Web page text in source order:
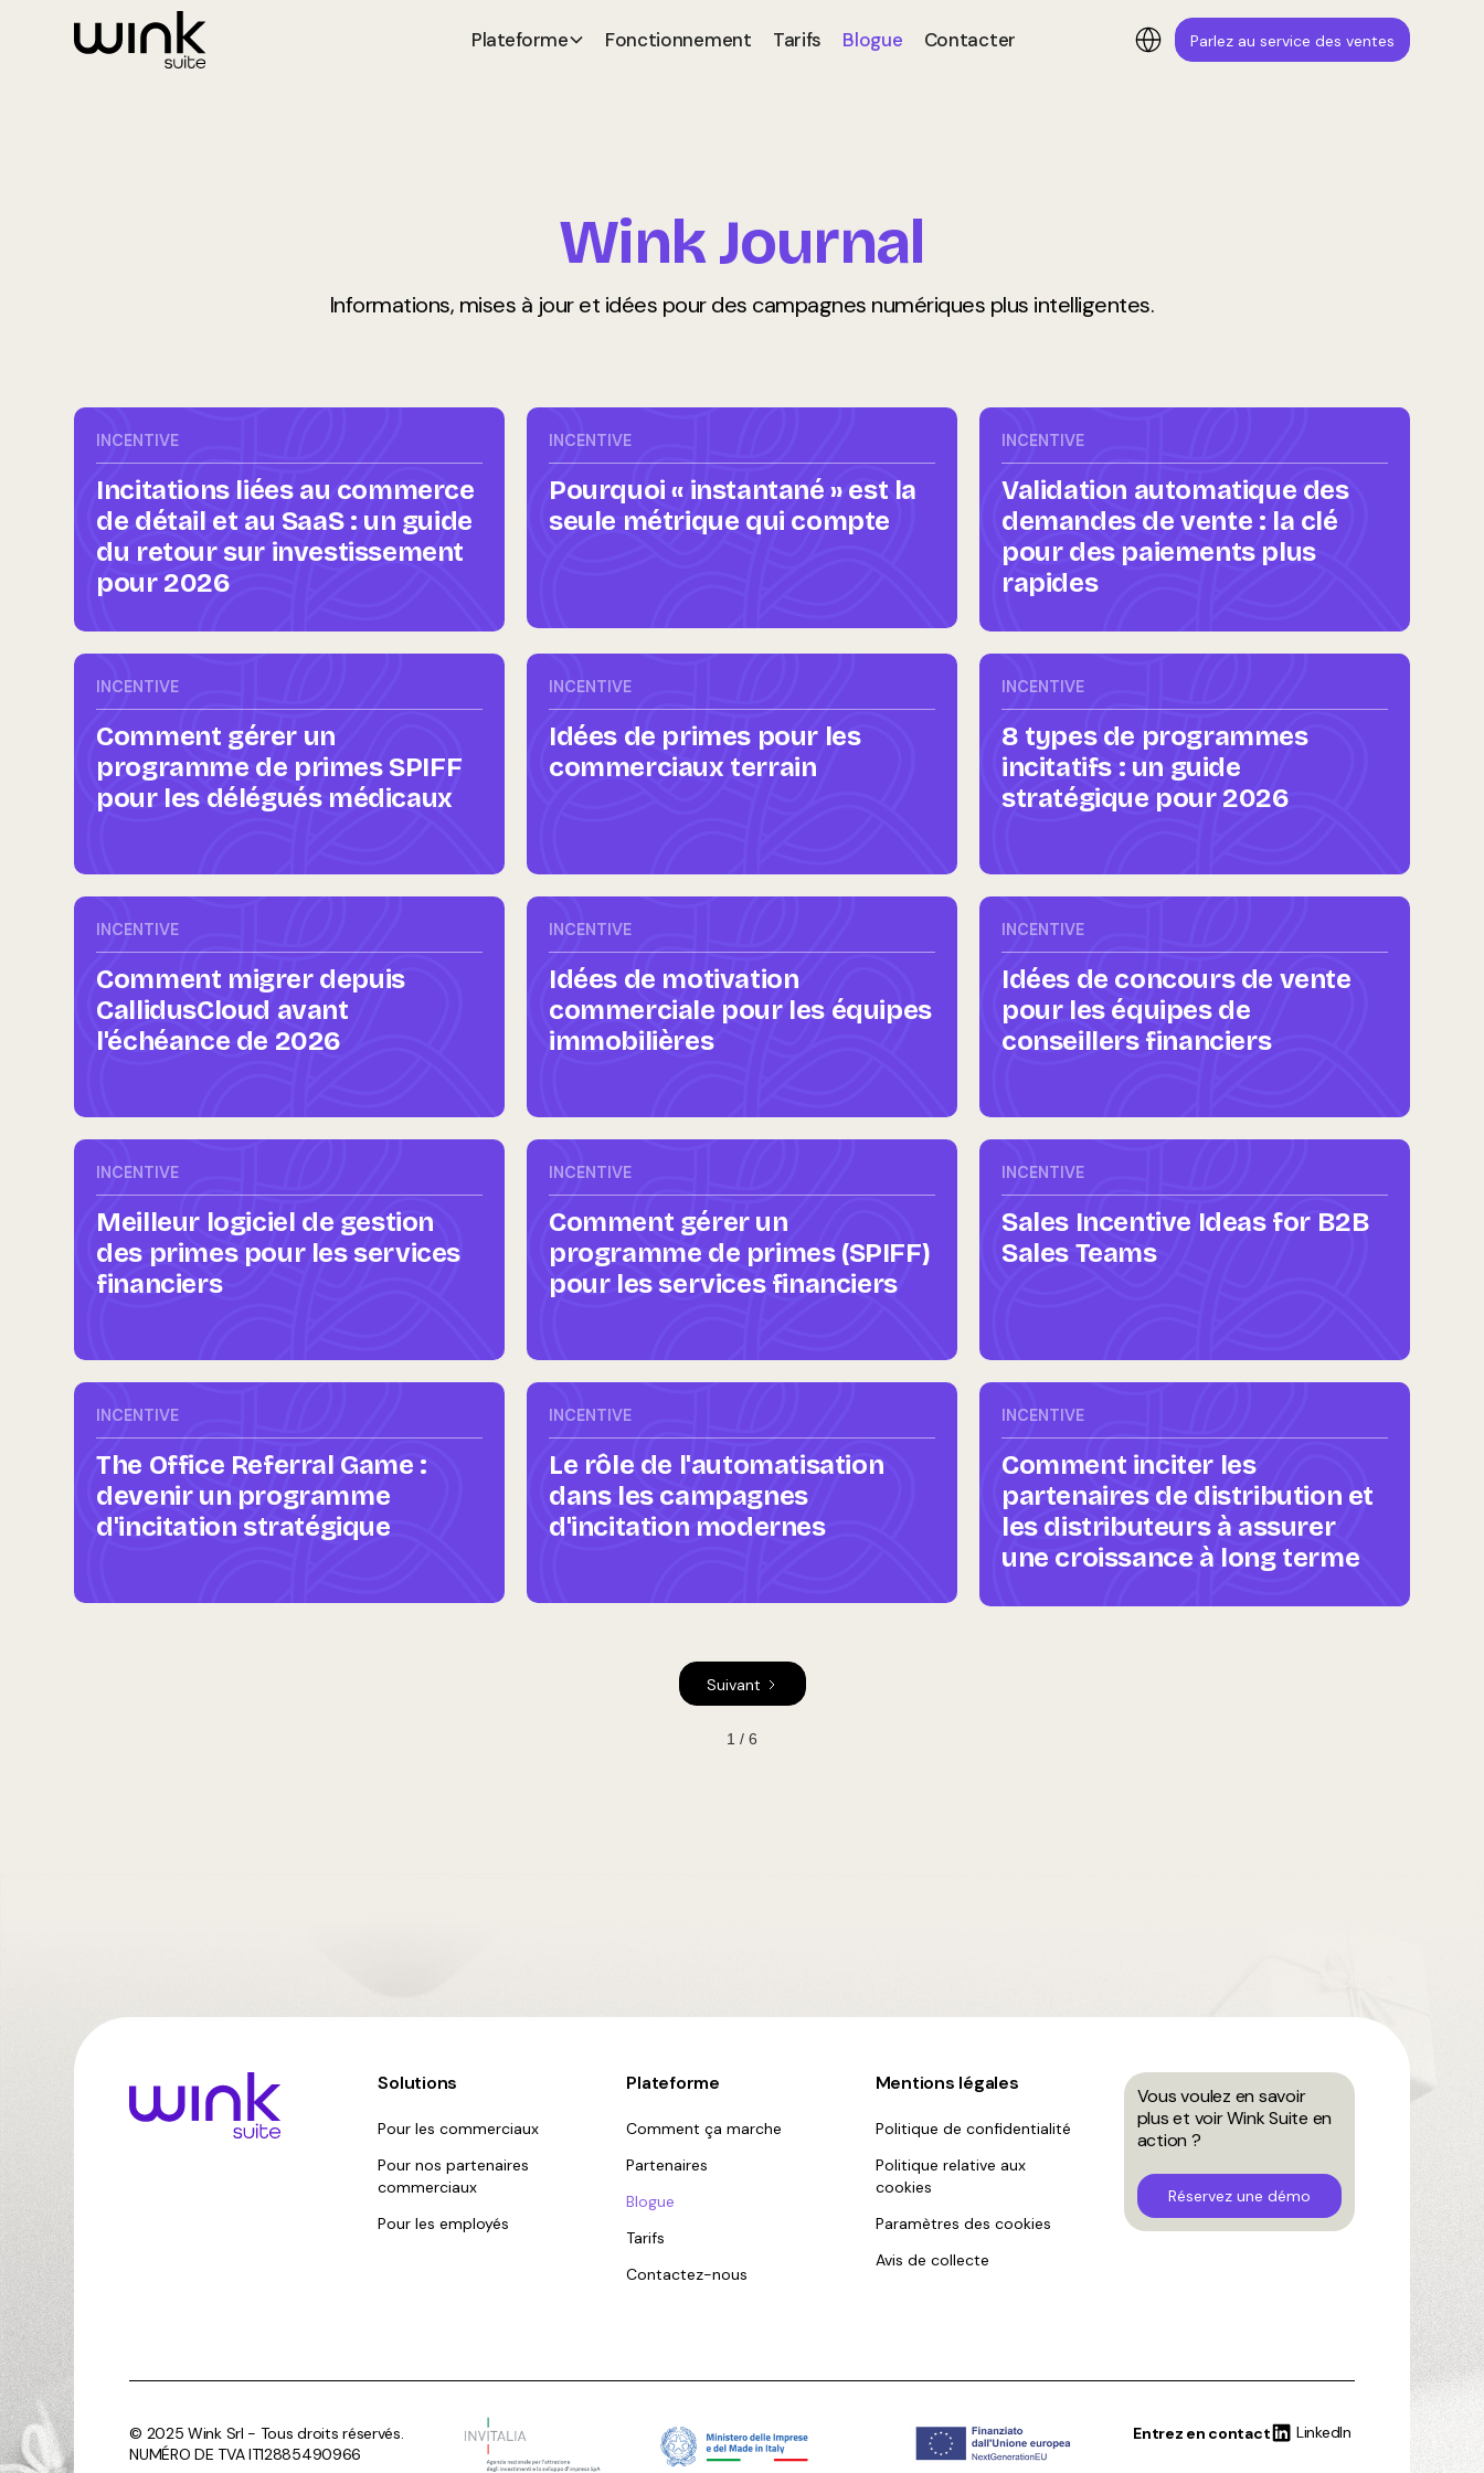
Plateforme Fonctionnement Tarifs Blogue Contacter Parlez au service des ventes
Wink Journal
Informations, mises à jour et idées pour des campagnes numériques plus intelligentes.
INCENTIVE
Incitations liées au commerce
de détail et au SaaS : un guide
du retour sur investissement
pour 2026
INCENTIVE
Pourquoi « instantané » est la
seule métrique qui compte
INCENTIVE
Validation automatique des
demandes de vente : la clé
pour des paiements plus
rapides
INCENTIVE
Comment gérer un
programme de primes SPIFF
pour les délégués médicaux
INCENTIVE
Idées de primes pour les
commerciaux terrain
INCENTIVE
8 types de programmes
incitatifs : un guide
stratégique pour 2026
INCENTIVE
Comment migrer depuis
CallidusCloud avant
l'échéance de 2026
INCENTIVE
Idées de motivation
commerciale pour les équipes
immobilières
INCENTIVE
Idées de concours de vente
pour les équipes de
conseillers financiers
INCENTIVE
Meilleur logiciel de gestion
des primes pour les services
financiers
INCENTIVE
Comment gérer un
programme de primes (SPIFF)
pour les services financiers
INCENTIVE
Sales Incentive Ideas for B2B
Sales Teams
INCENTIVE
The Office Referral Game :
devenir un programme
d'incitation stratégique
INCENTIVE
Le rôle de l'automatisation
dans les campagnes
d'incitation modernes
INCENTIVE
Comment inciter les
partenaires de distribution et
les distributeurs à assurer
une croissance à long terme
Suivant
1 / 6
Solutions
Pour les commerciaux
Pour nos partenaires
commerciaux
Pour les employés
Plateforme
Comment ça marche
Partenaires
Blogue
Tarifs
Contactez-nous
Mentions légales
Politique de confidentialité
Politique relative aux
cookies
Paramètres des cookies
Avis de collecte
Vous voulez en savoir
plus et voir Wink Suite en
action ?
Réservez une démo
© 2025 Wink Srl - Tous droits réservés.
NUMÉRO DE TVA IT12885490966
Entrez en contact LinkedIn